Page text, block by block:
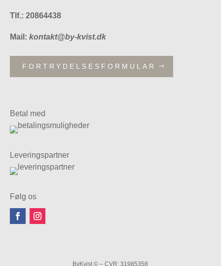
Tlf.: 20864438
Mail: kontakt@by-kvist.dk
FORTRYDELSESFORMULAR
Betal med
Leveringspartner
Følg os
ByKvist © – CVR: 31985358